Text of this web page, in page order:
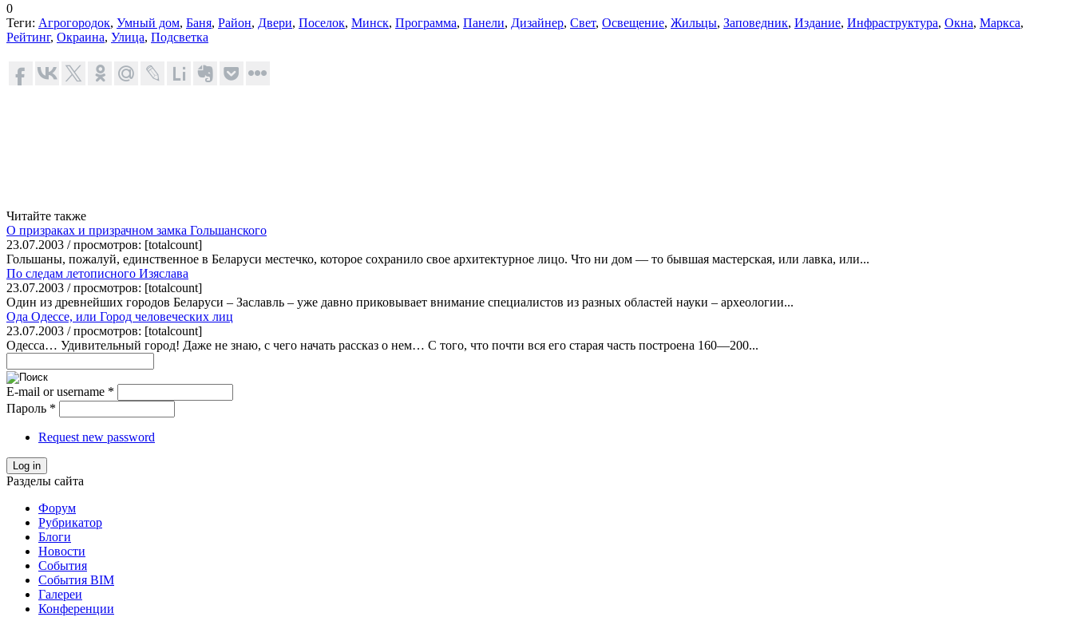
0
Теги: Агрогородок, Умный дом, Баня, Район, Двери, Поселок, Минск, Программа, Панели, Дизайнер, Свет, Освещение, Жильцы, Заповедник, Издание, Инфраструктура, Окна, Маркса,
Рейтинг, Окраина, Улица, Подсветка
Читайте также
О призраках и призрачном замка Гольшанского
23.07.2003 / просмотров: [totalcount]
Гольшаны, пожалуй, единственное в Беларуси местечко, которое сохранило свое архитектурное лицо. Что ни дом — то бывшая мастерская, или лавка, или...
По следам летописного Изяслава
23.07.2003 / просмотров: [totalcount]
Один из древнейших городов Беларуси – Заславль – уже давно приковывает внимание специалистов из разных областей науки – археологии...
Ода Одессе, или Город человеческих лиц
23.07.2003 / просмотров: [totalcount]
Одесса… Удивительный город! Даже не знаю, с чего начать рассказ о нем… С того, что почти вся его старая часть построена 160—200...
E-mail or username *
Пароль *
Request new password
Log in
Разделы сайта
Форум
Рубрикатор
Блоги
Новости
События
События BIM
Галереи
Конференции